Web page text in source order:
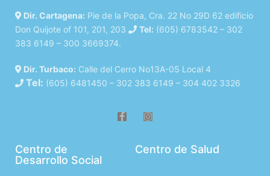
Dir. Cartagena: Pie de la Popa, Cra. 22 No 29D 62 edificio
Don Quijote of 101, 201, 203
Tel: (605) 6783542 – 302
383 6149 – 300 3669374.
Dir. Turbaco: Calle del Cerro No13A-05 Local 4
Tel: (605) 6481450 – 302 383 6149 – 304 402 3326
Centro de
Desarrollo Social
Centro de Salud